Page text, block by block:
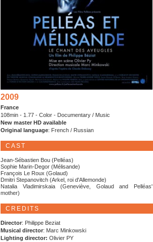
2009
France
108min - 1.77 - Color - Documentary / Music
New master HD available
Original language: French / Russian
CAST
Jean-Sébastien Bou (Pelléas)
Sophie Marin-Degor (Mélisande)
François Le Roux (Golaud)
Dmitri Stepanovitch (Arkel, roi d'Allemonde)
Natalia Vladimirskaia (Geneviève, Golaud and Pelléas'
mother)
CREDITS
Director: Philippe Beziat
Musical director: Marc Minkowski
Lighting director: Olivier PY